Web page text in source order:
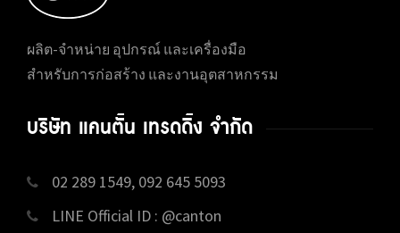
ผลิต-จำหน่าย อุปกรณ์ และเครื่องมือ
สำหรับการก่อสร้าง และงานอุตสาหกรรม
บริษัท แคนตั้น เทรดดิ้ง จำกัด
02 289 1549, 092 645 5093
LINE Official ID : @canton